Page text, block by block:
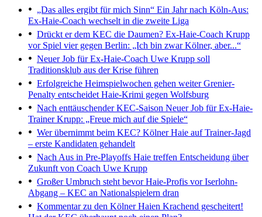
„Das alles ergibt für mich Sinn“ Ein Jahr nach Köln-Aus:
Ex-Haie-Coach wechselt in die zweite Liga
Drückt er dem KEC die Daumen? Ex-Haie-Coach Krupp
vor Spiel vier gegen Berlin: „Ich bin zwar Kölner, aber...“
Neuer Job für Ex-Haie-Coach Uwe Krupp soll
Traditionsklub aus der Krise führen
Erfolgreiche Heimspielwochen gehen weiterGrenier-
Penalty entscheidet Haie-Krimi gegen Wolfsburg
Nach enttäuschender KEC-Saison Neuer Job für Ex-Haie-
Trainer Krupp: „Freue mich auf die Spiele“
Wer übernimmt beim KEC? Kölner Haie auf Trainer-Jagd
– erste Kandidaten gehandelt
Nach Aus in Pre-Playoffs Haie treffen Entscheidung über
Zukunft von Coach Uwe Krupp
Großer Umbruch steht bevorHaie-Profis vor Iserlohn-
Abgang – KEC an Nationalspielern dran
Kommentar zu den Kölner Haien Krachend gescheitert!